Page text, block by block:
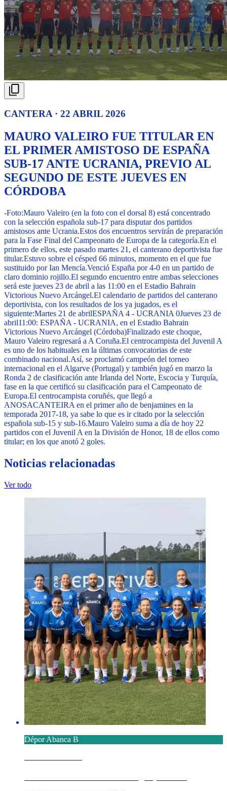
CANTERA · 22 ABRIL 2026
MAURO VALEIRO FUE TITULAR EN
EL PRIMER AMISTOSO DE ESPAÑA
SUB-17 ANTE UCRANIA, PREVIO AL
SEGUNDO DE ESTE JUEVES EN
CÓRDOBA
-Foto:Mauro Valeiro (en la foto con el dorsal 8) está concentrado
con la selección española sub-17 para disputar dos partidos
amistosos ante Ucrania.Estos dos encuentros servirán de preparación
para la Fase Final del Campeonato de Europa de la categoría.En el
primero de ellos, este pasado martes 21, el canterano deportivista fue
titular.Estuvo sobre el césped 66 minutos, momento en el que fue
sustituido por Ian Mencía.Venció España por 4-0 en un partido de
claro dominio rojillo.El segundo encuentro entre ambas selecciones
será este jueves 23 de abril a las 11:00 en el Estadio Bahrain
Victorious Nuevo Arcángel.El calendario de partidos del canterano
deportivista, con los resultados de los ya jugados, es el
siguiente:Martes 21 de abrilESPAÑA 4 - UCRANIA 0Jueves 23 de
abril11:00: ESPAÑA - UCRANIA, en el Estadio Bahrain
Victorious Nuevo Arcángel (Córdoba)Finalizado este choque,
Mauro Valeiro regresará a A Coruña.El centrocampista del Juvenil A
es uno de los habituales en la últimas convocatorias de este
combinado nacional.Así, se proclamó campeón del torneo
internacional en el Algarve (Portugal) y también jugó en marzo la
Ronda 2 de clasificación ante Irlanda del Norte, Escocia y Turquía,
fase en la que certificó su clasificación para el Campeonato de
Europa.El centrocampista coruñés, que llegó a
ANOSACANTEIRA en el primer año de benjamines en la
temporada 2017-18, ya sabe lo que es ir citado por la selección
española sub-15 y sub-16.Mauro Valeiro suma a día de hoy 22
partidos con el Juvenil A en la División de Honor, 18 de ellos como
titular; en los que anotó 2 goles.
Noticias relacionadas
Ver todo
Dépor Abanca B